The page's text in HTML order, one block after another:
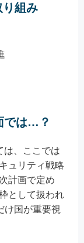
組み
では…？
は、ここでは
ュリティ戦略
計画で定め
として扱われ
け国が重要視